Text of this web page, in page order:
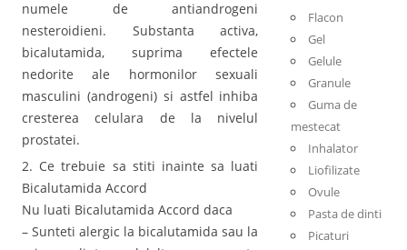
numele de antiandrogeni
nesteroidieni. Substanta activa,
bicalutamida, suprima efectele
nedorite ale hormonilor sexuali
masculini (androgeni) si astfel inhiba
cresterea celulara de la nivelul
prostatei.
2. Ce trebuie sa stiti inainte sa luati
Bicalutamida Accord
Nu luati Bicalutamida Accord daca
– Sunteti alergic la bicalutamida sau la
Flacon
Gel
Gelule
Granule
Guma de
mestecat
Inhalator
Liofilizate
Ovule
Pasta de dinti
Picaturi